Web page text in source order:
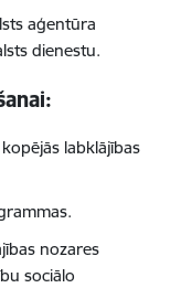
aģentūra
dienestu.
labklājības
nozares
sociālo